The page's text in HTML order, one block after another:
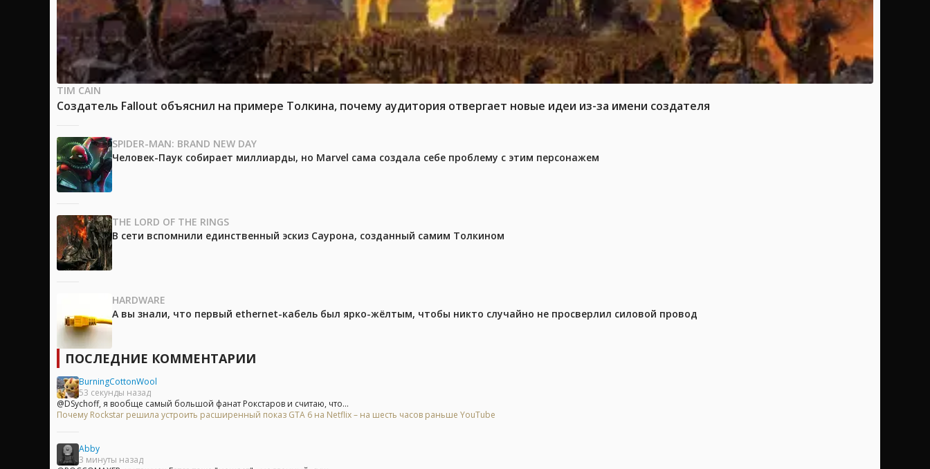
TIM CAIN
Создатель Fallout объяснил на примере Толкина, почему аудитория отвергает новые идеи из-за имени создателя
SPIDER-MAN: BRAND NEW DAY
Человек-Паук собирает миллиарды, но Marvel сама создала себе проблему с этим персонажем
THE LORD OF THE RINGS
В сети вспомнили единственный эскиз Саурона, созданный самим Толкином
HARDWARE
А вы знали, что первый ethernet-кабель был ярко-жёлтым, чтобы никто случайно не просверлил силовой провод
ПОСЛЕДНИЕ КОММЕНТАРИИ
BurningCottonWool
53 секунды назад
@DSychoff, я вообще самый большой фанат Рокстаров и считаю, что...
Почему Rockstar решила устроить расширенный показ GTA 6 на Netflix – на шесть часов раньше YouTube
Abby
3 минуты назад